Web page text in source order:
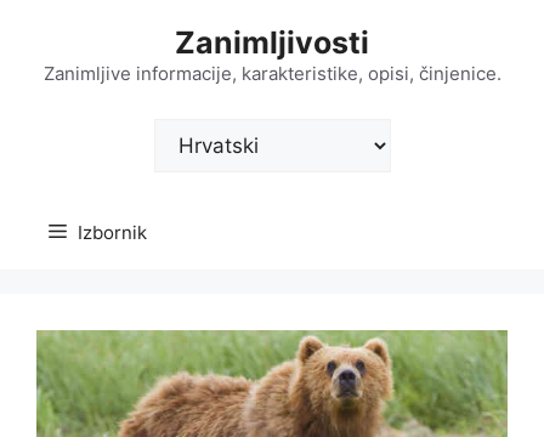
sadržaj
Zanimljivosti
Zanimljive informacije, karakteristike, opisi, činjenice.
Odaberite
Izbornik